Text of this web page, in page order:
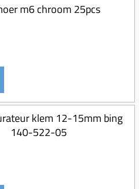
m6 chroom 25pcs
klem 12-15mm bing
140-522-05